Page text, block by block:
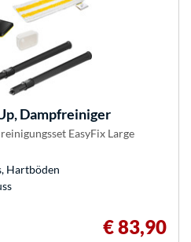
Dampfreiniger
EasyFix Large
Hartböden
€ 83,90